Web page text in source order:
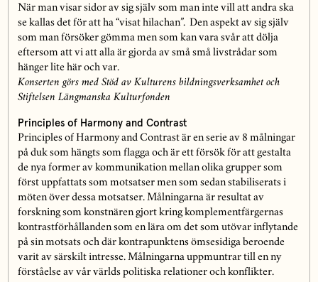
När man visar sidor av sig själv som man inte vill att andra ska
se kallas det för att ha “visat hilachan”. Den aspekt av sig själv
som man försöker gömma men som kan vara svår att dölja
eftersom att vi att alla är gjorda av små små livstrådar som
hänger lite här och var.
Konserten görs med Stöd av Kulturens bildningsverksamhet och
Stiftelsen Längmanska Kulturfonden
Principles of Harmony and Contrast
Principles of Harmony and Contrast är en serie av 8 målningar
på duk som hängts som flagga och är ett försök för att gestalta
de nya former av kommunikation mellan olika grupper som
först uppfattats som motsatser men som sedan stabiliserats i
möten över dessa motsatser. Målningarna är resultat av
forskning som konstnären gjort kring komplementfärgernas
kontrastförhållanden som en lära om det som utövar inflytande
på sin motsats och där kontrapunktens ömsesidiga beroende
varit av särskilt intresse. Målningarna uppmuntrar till en ny
förståelse av vår världs politiska relationer och konflikter.